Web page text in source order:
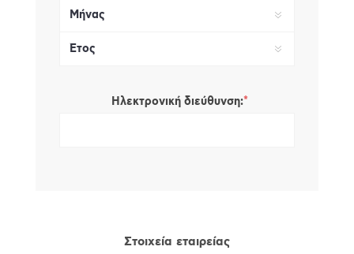
Ηλεκτρονική διεύθυνση:*
Στοιχεία εταιρείας